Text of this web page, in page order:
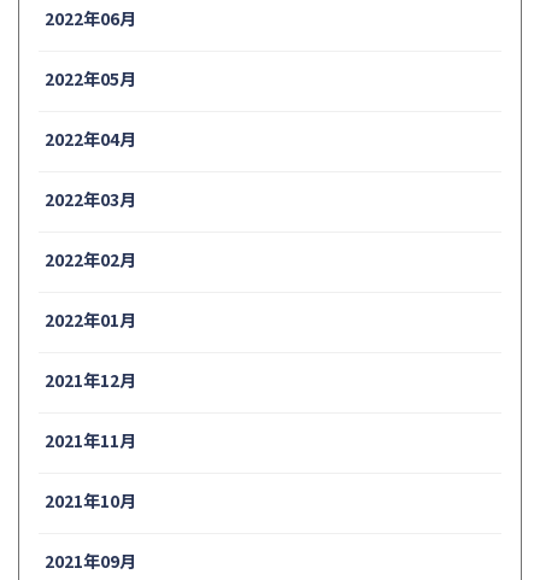
2022年06月
2022年05月
2022年04月
2022年03月
2022年02月
2022年01月
2021年12月
2021年11月
2021年10月
2021年09月